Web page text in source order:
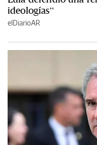
ideologías”
elDiarioAR